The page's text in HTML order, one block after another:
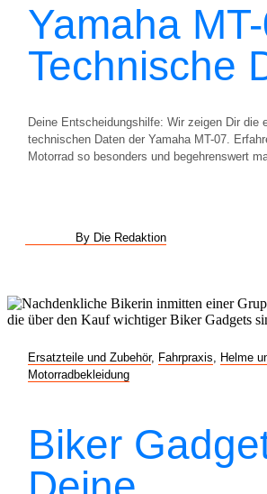
Yamaha
Technische
Deine Entscheidungshilfe: Wir zeigen Dir die
technischen Daten der Yamaha MT-07.
Motorrad so besonders und begehrenswert
By Die Redaktion
Ersatzteile und Zubehör, Fahrpraxis Helme
Motorradbekleidung
Biker